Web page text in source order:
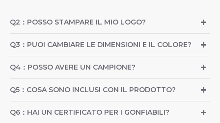
Q2：POSSO STAMPARE IL MIO LOGO?
Q3：PUOI CAMBIARE LE DIMENSIONI E IL COLORE?
Q4：POSSO AVERE UN CAMPIONE?
Q5：COSA SONO INCLUSI CON IL PRODOTTO?
Q6：HAI UN CERTIFICATO PER I GONFIABILI?